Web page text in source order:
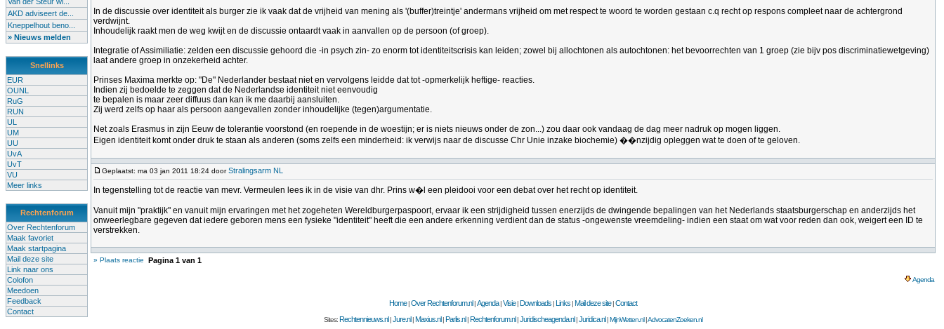
AKD adviseert de...
Kneppelhout beno...
» Nieuws melden
Snellinks
EUR
OUNL
RuG
RUN
UL
UM
UU
UvA
UvT
VU
Meer links
Rechtenforum
Over Rechtenforum
Maak favoriet
Maak startpagina
Mail deze site
Link naar ons
Colofon
Meedoen
Feedback
Contact
In de discussie over identiteit als burger zie ik vaak dat de vrijheid van mening als '(buffer)treintje' andermans vrijheid om met respect te woord te worden gestaan c.q recht op respons compleet naar de achtergrond
verdwijnt.
Inhoudelijk raakt men de weg kwijt en de discussie ontaardt vaak in aanvallen op de persoon (of groep).
Integratie of Assimiliatie: zelden een discussie gehoord die -in psych zin- zo enorm tot identiteitscrisis kan leiden; zowel bij allochtonen als autochtonen: het bevoorrechten van 1 groep (zie bijv pos discriminatiewetgeving)
laat andere groep in onzekerheid achter.
Prinses Maxima merkte op: "De" Nederlander bestaat niet en vervolgens leidde dat tot -opmerkelijk heftige- reacties.
Indien zij bedoelde te zeggen dat de Nederlandse identiteit niet eenvoudig
te bepalen is maar zeer diffuus dan kan ik me daarbij aansluiten.
Zij werd zelfs op haar als persoon aangevallen zonder inhoudelijke (tegen)argumentatie.
Net zoals Erasmus in zijn Eeuw de tolerantie voorstond (en roepende in de woestijn; er is niets nieuws onder de zon...) zou daar ook vandaag de dag meer nadruk op mogen liggen.
Eigen identiteit komt onder druk te staan als anderen (soms zelfs een minderheid: ik verwijs naar de discusse Chr Unie inzake biochemie) ��nzijdig opleggen wat te doen of te geloven.
Geplaatst: ma 03 jan 2011 18:24 doorStralingsarm NL
In tegenstelling tot de reactie van mevr. Vermeulen lees ik in de visie van dhr. Prins w�l een pleidooi voor een debat over het recht op identiteit.
Vanuit mijn "praktijk" en vanuit mijn ervaringen met het zogeheten Wereldburgerpaspoort, ervaar ik een strijdigheid tussen enerzijds de dwingende bepalingen van het Nederlands staatsburgerschap en anderzijds het
onweerlegbare gegeven dat iedere geboren mens een fysieke "identiteit" heeft die een andere erkenning verdient dan de status -ongewenste vreemdeling- indien een staat om wat voor reden dan ook, weigert een ID te
verstrekken.
» Plaats reactie Pagina 1 van 1
Agenda
Home|Over Rechtenforum.nl |Agenda|Visie|Downloads |Links |Mail deze site|Contact
Sites:Rechtennieuws.nl |Jure.nl |Maxius.nl |Parlis.nl |Rechtenforum.nl |Juridischeagenda.nl |Juridica.nl |MijnWetten.nl|AdvocatenZoeken.nl